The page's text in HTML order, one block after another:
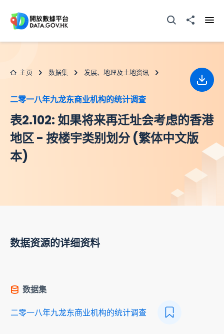
打开搜寻器分享至
主页 数据集 发展、地理及土地资讯
二零一八年九龙东商业机构的统计调查
表2.102: 如果将来再迁址会考虑的香港
地区 - 按楼宇类别划分 (繁体中文版
本)
下载
数据资源的详细资料
数据集
二零一八年九龙东商业机构的统计调查